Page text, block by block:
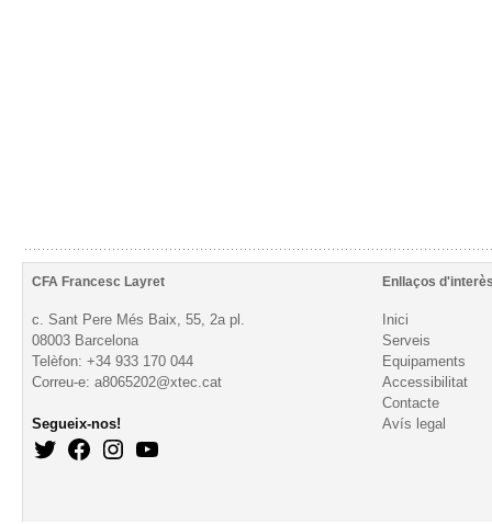
CFA Francesc Layret Enllaços
c. Sant Pere Més Baix, 55, 2a pl.
08003 Barcelona
Telèfon: +34 933 170 044
Correu-e: a8065202@xtec.cat
Segueix-nos!
Inici
Serveis
Equipaments
Accessibilitat
Contacte
Avís legal